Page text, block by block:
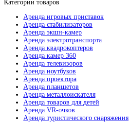
Категории товаров
Аренда игровых приставок
Аренда стабилизаторов
Аренда экшн-камер
Аренда электротранспорта
Аренда квадрокоптеров
Аренда камер 360
Аренда телевизоров
Аренда ноутбуков
Аренда проектора
Аренда планшетов
Аренда металлоискателя
Аренда товаров для детей
Аренда VR-очков
Аренда туристического снаряжения